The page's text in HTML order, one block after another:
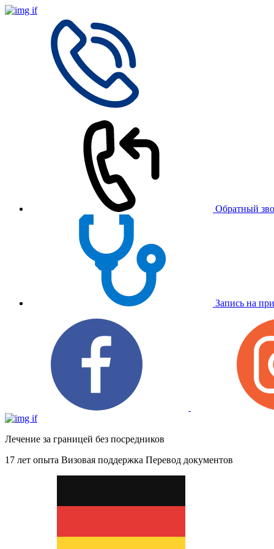
Обратный
Запись на
Лечение за границей без посредников
17 лет опыта Визовая поддержка Перевод документов